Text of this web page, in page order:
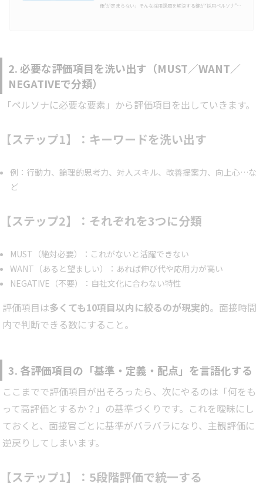
像”が定まらない」そんな採用課題を解決する鍵が“採用ペルソナ”で
rsona）」とは、もと…
2. 必要な評価項目を洗い出す（MUST／WANT／
NEGATIVEで分類）
「ペルソナに必要な要素」から評価項目を出していきます。
【ステップ1】：キーワードを洗い出す
例：行動力、論理的思考力、対人スキル、改善提案力、向上心…な
ど
【ステップ2】：それぞれを3つに分類
MUST（絶対必要）：これがないと活躍できない
WANT（あると望ましい）：あれば伸び代や応用力が高い
NEGATIVE（不要）：自社文化に合わない特性
評価項目は多くても10項目以内に絞るのが現実的。面接時間
内で判断できる数にすること。
3. 各評価項目の「基準・定義・配点」を言語化する
ここまでで評価項目が出そろったら、次にやるのは「何をも
って高評価とするか？」の基準づくりです。これを曖昧にし
ておくと、面接官ごとに基準がバラバラになり、主観評価に
逆戻りしてしまいます。
【ステップ1】：5段階評価で統一する